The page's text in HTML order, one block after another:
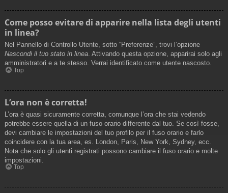
Come posso evitare di apparire nella lista degli utenti
in linea?
Nel Pannello di Controllo Utente, sotto “Preferenze”, trovi l’opzione
Nascondi il tuo stato in linea. Attivando questa opzione, apparirai solo agli
amministratori e a te stesso. Verrai identificato come utente nascosto.
Top
L’ora non è corretta!
L’ora è quasi sicuramente corretta, comunque l’ora che stai vedendo
potrebbe essere quella di un fuso orario differente dal tuo. Se così fosse,
devi cambiare le impostazioni del tuo profilo per il fuso orario e farlo
coincidere con la tua area, es. London, Paris, New York, Sydney, ecc.
Nota che solo gli utenti registrati possono cambiare il fuso orario e molte
impostazioni.
Top